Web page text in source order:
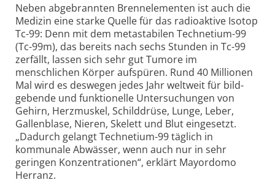
Neben abgebrannten Brennelementen ist auch die
Medizin eine starke Quelle für das radioaktive Isotop
Tc-99: Denn mit dem metastabilen Technetium-99
(Tc-99m), das bereits nach sechs Stunden in Tc-99
zerfällt, lassen sich sehr gut Tumore im
menschlichen Körper aufspüren. Rund 40 Millionen
Mal wird es deswegen jedes Jahr weltweit für bild­
gebende und funktionelle Untersuchungen von
Gehirn, Herzmuskel, Schilddrüse, Lunge, Leber,
Gallenblase, Nieren, Skelett und Blut eingesetzt.
„Dadurch gelangt Technetium-99 täglich in
kommunale Abwässer, wenn auch nur in sehr
geringen Konzentrationen“, erklärt Mayordomo
Herranz.